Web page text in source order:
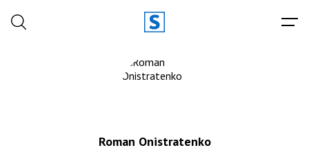
Roman Onistratenko